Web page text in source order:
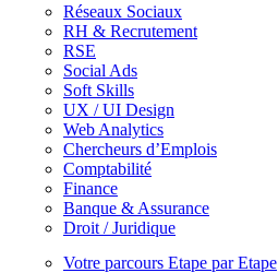
Réseaux Sociaux
RH & Recrutement
RSE
Social Ads
Soft Skills
UX / UI Design
Web Analytics
Chercheurs d’Emplois
Comptabilité
Finance
Banque & Assurance
Droit / Juridique
Votre parcours Etape par Etape